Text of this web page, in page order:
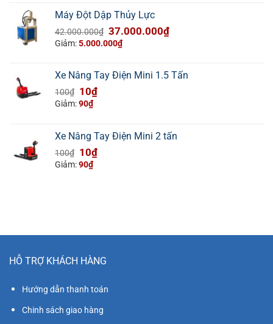
Máy Đột Dập Thủy Lực
42.000.000₫ Giá
gốc
42.000.000₫.
37.000.000₫Giá
là:
37.000.000₫.
Giảm:5.000.000₫
Xe Nâng Tay Điện Mini 1.5 Tấn
100₫ Giá
gốc
10₫Giá
10₫.
Giảm:90₫
Xe Nâng Tay Điện Mini 2 tấn
100₫ Giá
gốc
10₫Giá
Giảm:90₫
HỖ TRỢ KHÁCH HÀNG
Hướng dẫn thanh toán
Chinh sách giao hàng